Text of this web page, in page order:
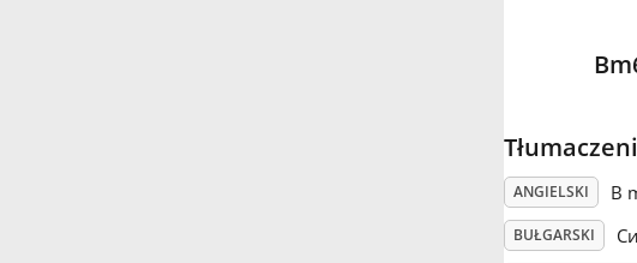
ANGIELSKI B
BUŁGARSKI